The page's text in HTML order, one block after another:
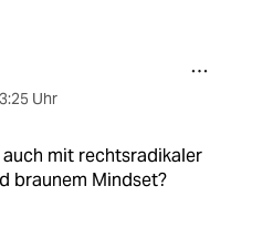
Uhr
mit rechtsradikaler
braunem Mindset?